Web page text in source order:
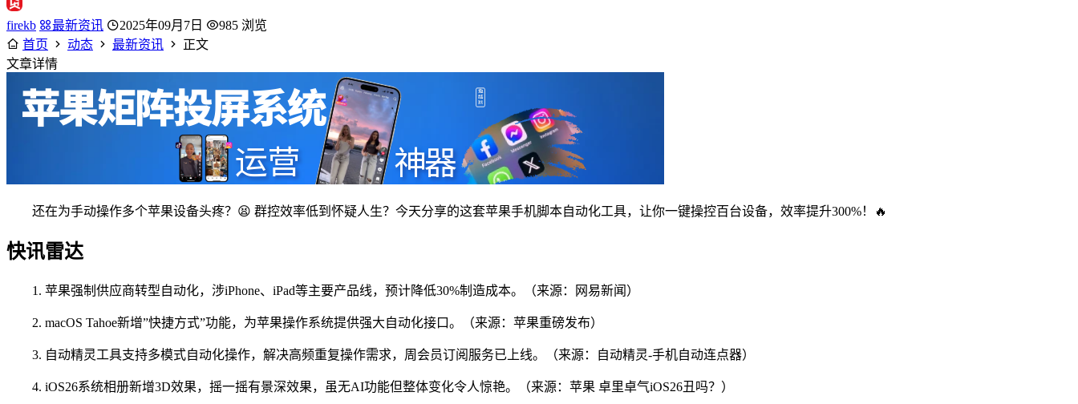
firekb 最新资讯 2025年09月7日
985 浏览
首页
动态 最新资讯
正文
文章详情
还在为手动操作多个苹果设备头疼？😫 群控效率低到怀疑人生？今天分享的这套苹果手机脚本自动化工具，让你一键操控百台设备，效率提升300%！🔥
快讯雷达
1. 苹果强制供应商转型自动化，涉iPhone、iPad等主要产品线，预计降低30%制造成本。（来源：网易新闻）
2. macOS Tahoe新增”快捷方式”功能，为苹果操作系统提供强大自动化接口。（来源：苹果重磅发布）
3. 自动精灵工具支持多模式自动化操作，解决高频重复操作需求，周会员订阅服务已上线。（来源：自动精灵-手机自动连点器）
4. iOS26系统相册新增3D效果，摇一摇有景深效果，虽无AI功能但整体变化令人惊艳。（来源：苹果 卓里卓气iOS26丑吗？）